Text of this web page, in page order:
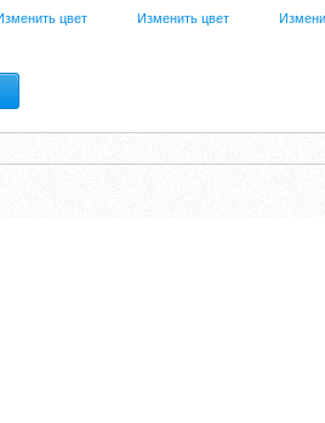
цвет Изменить цвет